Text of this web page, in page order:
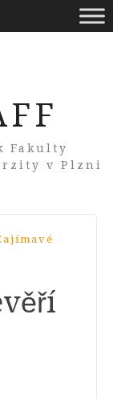
Fakulty
v Plzni